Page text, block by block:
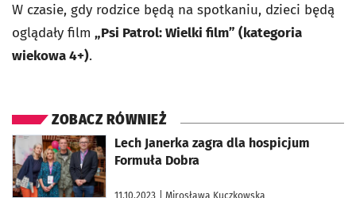
W czasie, gdy rodzice będą na spotkaniu, dzieci będą
oglądały film „Psi Patrol: Wielki film” (kategoria
wiekowa 4+).
ZOBACZ RÓWNIEŻ
Lech Janerka zagra dla hospicjum
Formuła Dobra
11.10.2023 | Mirosława Kuczkowska
otworzy się w nowej karcie